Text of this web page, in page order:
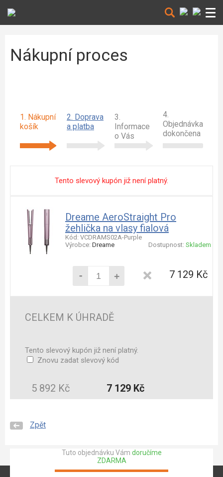
Nákupní proces
1. Nákupní
košík
2. Doprava
a platba
3.
Informace
o Vás
4.
Objednávka
dokončena
Tento slevový kupón již není platný.
Dreame AeroStraight Pro
žehlička na vlasy fialová
Kód: VCDRAMS02A-Purple
Výrobce: Dreame Dostupnost: Skladem
- + 7 129 Kč
CELKEM K ÚHRADĚ
Tento slevový kupón již není platný.
Znovu zadat slevový kód
5 892 Kč 7 129 Kč
Zpět
Tuto objednávku Vám doručíme
ZDARMA